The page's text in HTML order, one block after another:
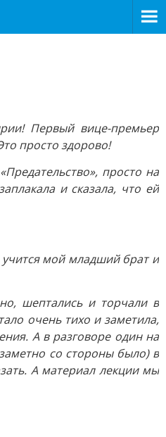
Первый вице-премьер
просто здорово!
просто на
и сказала, что ей
мой младший брат и
шептались и торчали в
очень тихо и заметила,
А в разговоре один на
со стороны было) в
А материал лекции мы